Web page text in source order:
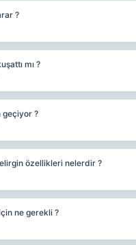
?
mı ?
geçiyor ?
özellikleri nelerdir ?
ne gerekli ?